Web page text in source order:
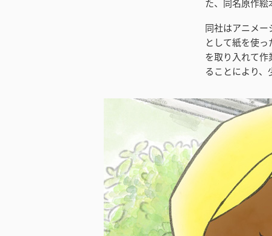
た、同名原作絵
同社はアニメ
として紙を使
を取り入れて
ることにより、